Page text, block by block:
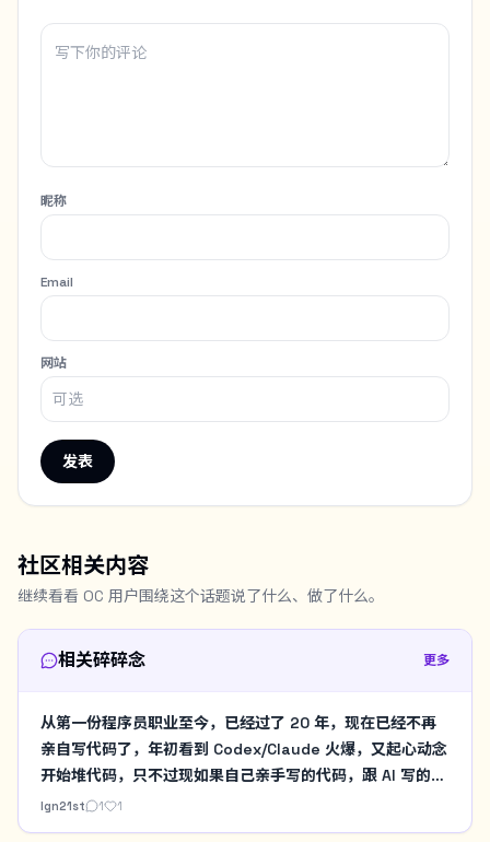
昵称
Email
网站
发表
社区相关内容
继续看看 OC 用户围绕这个话题说了什么、做了什么。
相关碎碎念 更多
从第一份程序员职业至今，已经过了 20 年，现在已经不再
亲自写代码了，年初看到 Codex/Claude 火爆，又起心动念
开始堆代码，只不过现如果自己亲手写的代码，跟 AI 写的代
码放在一起，我开始有种耻感涌上来。是到了把关注点挪到
lgn21st 1 1